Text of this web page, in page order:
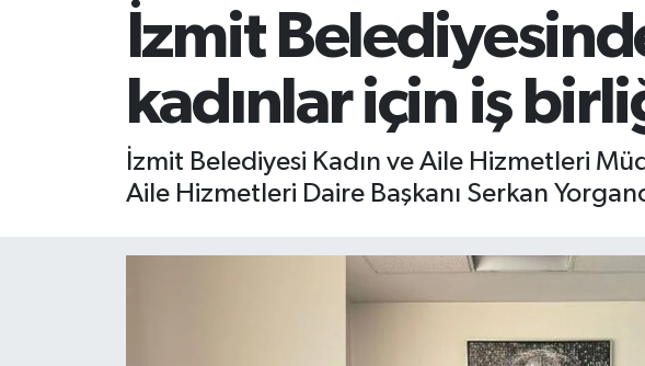
İzmit
kadınlar için iş
İzmit Belediyesi Kadın ve Aile Hizmetleri
Aile Hizmetleri Daire Başkanı Serkan
Süper Lig Puan Durumu ve Fikstür
Son Dakika Haberleri